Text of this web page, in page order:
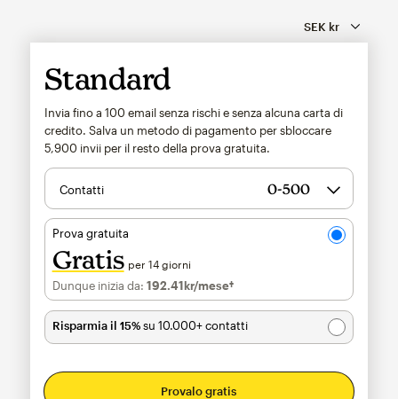
Standard
Invia fino a 100 email senza rischi e senza alcuna carta di
credito. Salva un metodo di pagamento per sbloccare
5,900 invii per il resto della prova gratuita.
Contatti
Prova gratuita
Gratis per 14 giorni
Dunque inizia da: 192.41kr/mese†al mese†
Risparmia il 15%su 10.000+ contatti
Provalo gratis